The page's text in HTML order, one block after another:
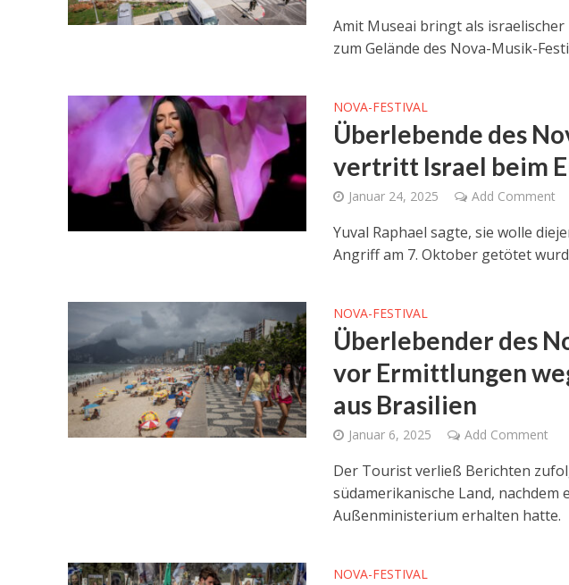
Amit Museai bringt als
zum Gelände des Nova-Musik-
NOVA-FESTIVAL
Überlebende des
vertritt Israel beim
Januar 24, 2025 Add Comment
Yuval Raphael sagte, sie wolle
Angriff am 7. Oktober getötet
NOVA-FESTIVAL
Überlebender des
vor Ermittlungen
aus Brasilien
Januar 6, 2025 Add Comment
Der Tourist verließ Berichten
südamerikanische Land,
Außenministerium erhalten hatte.
NOVA-FESTIVAL